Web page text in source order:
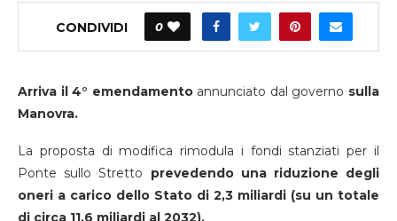
CONDIVIDI 0
Arriva il 4° emendamentoannunciato dal governo sulla
Manovra.
La proposta di modifica rimodula i fondi stanziati per il
Ponte sullo Stretto prevedendo una riduzione degli
oneri a carico dello Stato di 2,3 miliardi (su un totale
di circa 11,6 miliardi al 2032).